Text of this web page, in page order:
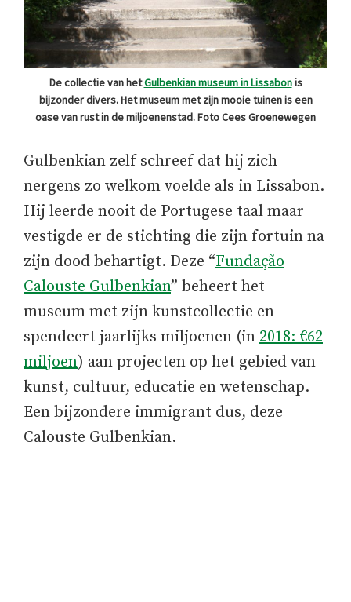
De collectie van hetGulbenkian museum in Lissabonis
bijzonder divers. Het museum met zijn mooie tuinen is een
oase van rust in de miljoenenstad. Foto Cees Groenewegen
Gulbenkian zelf schreef dat hij zich
nergens zo welkom voelde als in Lissabon.
Hij leerde nooit de Portugese taal maar
vestigde er de stichting die zijn fortuin na
zijn dood behartigt. Deze “Fundação
Calouste Gulbenkian” beheert het
museum met zijn kunstcollectie en
spendeert jaarlijks miljoenen (in 2018: €62
miljoen) aan projecten op het gebied van
kunst, cultuur, educatie en wetenschap.
Een bijzondere immigrant dus, deze
Calouste Gulbenkian.